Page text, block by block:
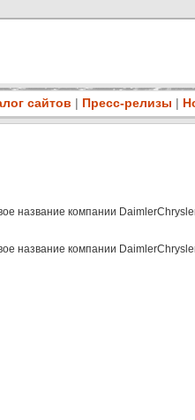
сайтов | Пресс-релизы |
название компании
название компании